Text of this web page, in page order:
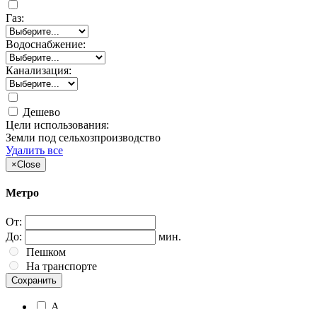
Газ:
Водоснабжение:
Канализация:
Дешево
Цели использования:
Земли под сельхозпроизводство
Удалить все
×Close
Метро
От:
До:
мин.
Пешком
На транспорте
Сохранить
А